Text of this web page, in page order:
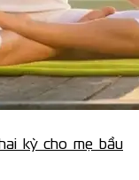
kỳ cho mẹ bầu